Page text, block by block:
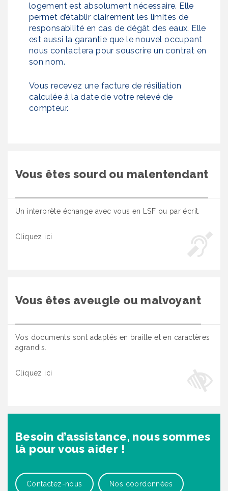
logement est absolument nécessaire. Elle
permet d’établir clairement les limites de
responsabilité en cas de dégât des eaux. Elle
est aussi la garantie que le nouvel occupant
nous contactera pour souscrire un contrat en
son nom.
Vous recevez une facture de résiliation
calculée à la date de votre relevé de
compteur.
Vous êtes sourd ou malentendant
Un interprète échange avec vous en LSF ou par écrit.
Cliquez ici
Vous êtes aveugle ou malvoyant
Vos documents sont adaptés en braille et en caractères
agrandis.
Cliquez ici
Besoin d’assistance, nous sommes
là pour vous aider !
Contactez-nous Nos coordonnées